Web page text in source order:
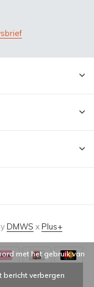
DMWS xPlus+
met het gebruik van
bericht verbergen